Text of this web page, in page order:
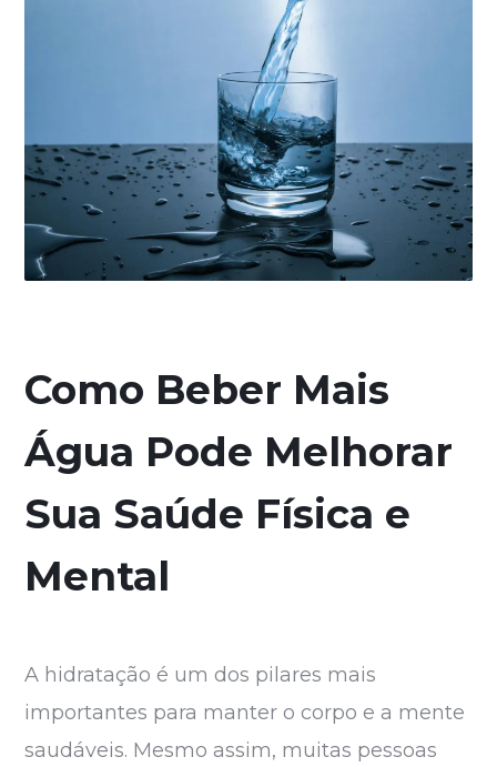
Como Beber Mais
Água Pode Melhorar
Sua Saúde Física e
Mental
A hidratação é um dos pilares mais
importantes para manter o corpo e a mente
saudáveis. Mesmo assim, muitas pessoas